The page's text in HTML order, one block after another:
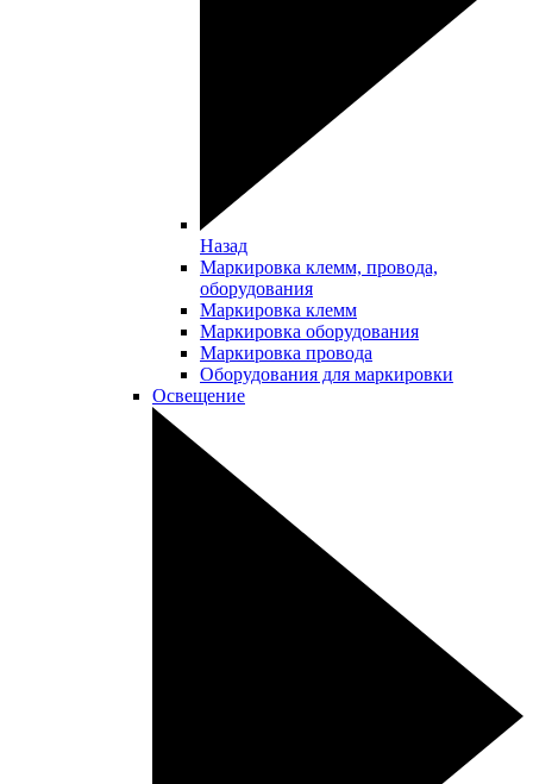
Назад
Маркировка клемм, провода,
оборудования
Маркировка клемм
Маркировка оборудования
Маркировка провода
Оборудования для маркировки
Освещение